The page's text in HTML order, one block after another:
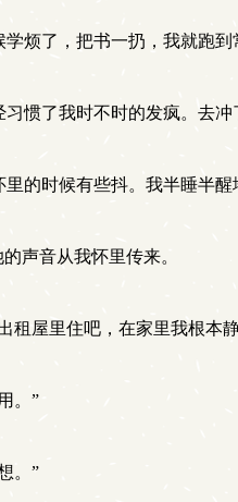
烦了，把书一扔，我就跑到
惯了我时不时的发疯。去冲
的时候有些抖。我半睡半醒
声音从我怀里传来。
租屋里住吧，在家里我根本
。”
。”